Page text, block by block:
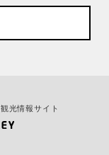
光情報サイト